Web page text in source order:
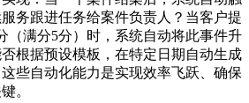
务跟进任务给案件负责人？当客户提
（满分5分）时，系统自动将此事件升
根据预设模板，在特定日期自动生成
些自动化能力是实现效率飞跃、确保
。